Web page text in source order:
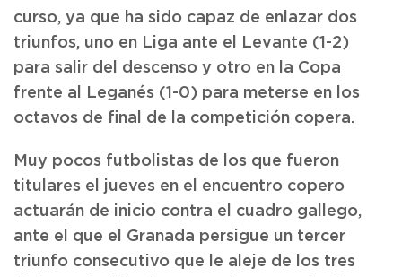
curso, ya que ha sido capaz de enlazar dos
triunfos, uno en Liga ante el Levante (1-2)
para salir del descenso y otro en la Copa
frente al Leganés (1-0) para meterse en los
octavos de final de la competición copera.
Muy pocos futbolistas de los que fueron
titulares el jueves en el encuentro copero
actuarán de inicio contra el cuadro gallego,
ante el que el Granada persigue un tercer
triunfo consecutivo que le aleje de los tres